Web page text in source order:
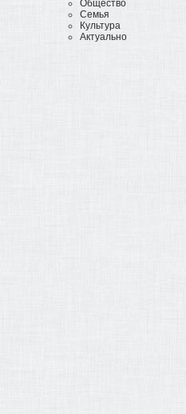
Общество
Семья
Культура
Актуально